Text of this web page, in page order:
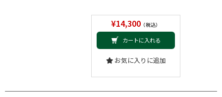
¥14,300 （税込）
カートに入れる
お気に入りに追加